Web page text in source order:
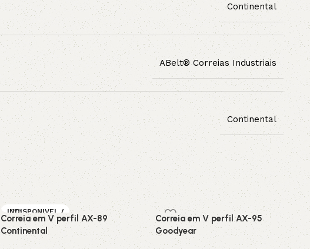
Continental
ABelt® Correias Industriais
Continental
INDISPONIVEL /
SOB ENCOMEN
DA
Correia em V perfil AX-89
Continental
Correia em V perfil AX-95
Goodyear